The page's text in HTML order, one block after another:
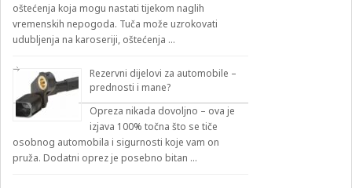
oštećenja koja mogu nastati tijekom naglih
vremenskih nepogoda. Tuča može uzrokovati
udubljenja na karoseriji, oštećenja …
Rezervni dijelovi za automobile –
prednosti i mane?
Opreza nikada dovoljno – ova je
izjava 100% točna što se tiče
osobnog automobila i sigurnosti koje vam on
pruža. Dodatni oprez je posebno bitan …